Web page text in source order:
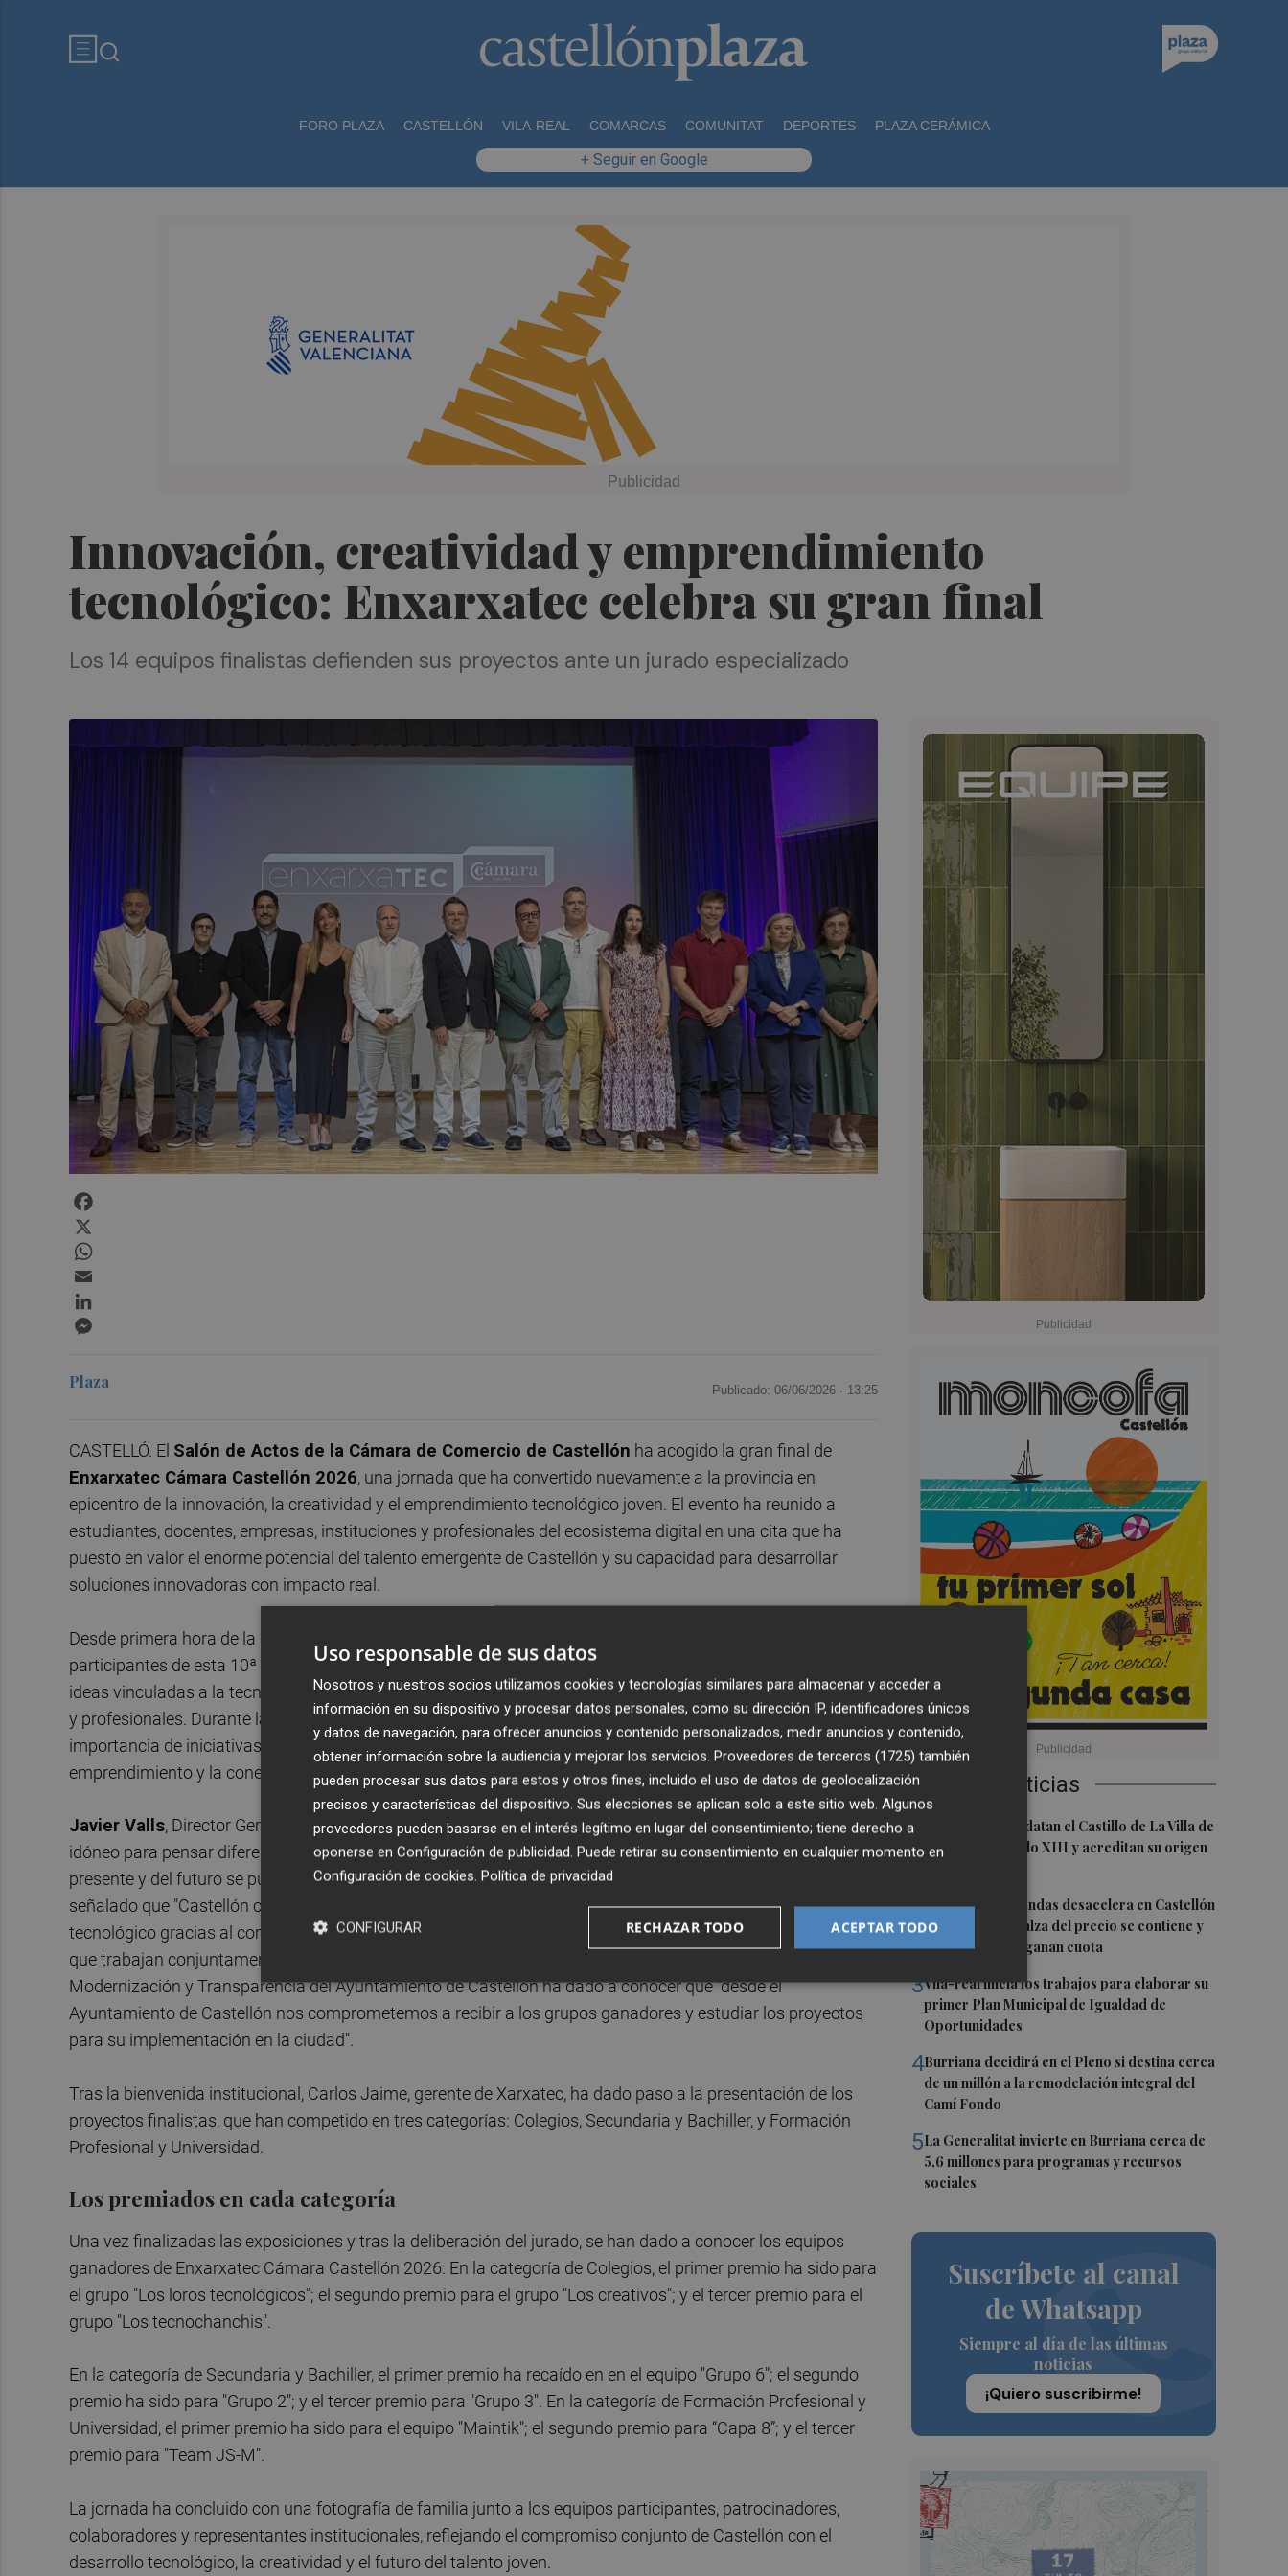
FORO PLAZA CASTELLÓN VILA-REAL COMARCAS COMUNITAT DEPORTES PLAZA CERÁMICA
+ Seguir en Google
Innovación, creatividad y emprendimiento
tecnológico: Enxarxatec celebra su gran final
Los 14 equipos finalistas defienden sus proyectos ante un jurado especializado
Últimas Noticias
1
Investigadores datan el Castillo de La Villa de
El Toro en el siglo XIII y acreditan su origen
2La venta de viviendas desacelera en Castellón
y cae un 15%: el alza del precio se contiene y
los extranjeros ganan cuota
3Vila-real inicia los trabajos para elaborar su
primer Plan Municipal de Igualdad de
Oportunidades
4Burriana decidirá en el Pleno si destina cerca
de un millón a la remodelación integral del
Camí Fondo
5La Generalitat invierte en Burriana cerca de
5,6 millones para programas y recursos
sociales
Suscríbete al canal
de Whatsapp
Siempre al día de las últimas
noticias
¡Quiero suscribirme!
Plaza Publicado: 06/06/2026 · 13:25
CASTELLÓ. El Salón de Actos de la Cámara de Comercio de Castellón ha acogido la gran final de
Enxarxatec Cámara Castellón 2026, una jornada que ha convertido nuevamente a la provincia en
epicentro de la innovación, la creatividad y el emprendimiento tecnológico joven. El evento ha reunido a
estudiantes, docentes, empresas, instituciones y profesionales del ecosistema digital en una cita que ha
puesto en valor el enorme potencial del talento emergente de Castellón y su capacidad para desarrollar
soluciones innovadoras con impacto real.
Desde primera hora de la mañana, los 14 equipos finalistas, seleccionados entre las 32 propuestas
participantes de esta 10ª edición, han defendido sus proyectos ante un jurado especializado, presentando
ideas vinculadas a la tecnología, la digitalización, la sostenibilidad y la mejora de distintos ámbitos sociales
y profesionales. Durante la jornada, representantes institucionales y del sector tecnológico han destacado la
importancia de iniciativas como Enxarxatec Cámara Castellón para seguir impulsando la cultura digital, el
emprendimiento y la conexión entre el ámbito educativo y el tejido empresarial de la provincia.
Javier Valls, Director Gerente de la Cámara de Comercio de Castellón, ha destacado que "este es un evento
idóneo para pensar diferente, para aprender a trabajar en equipo y para demostrar que los grandes retos del
presente y del futuro se pueden resolver con actitud y creatividad".Jose Bort
señalado que "Castellón continúa consolidándose como un territorio de innovación y emprendimiento
tecnológico gracias al compromiso de muchas empresas, centros educativos y administraciones públicas
que trabajan conjuntamente para generar oportunidades". Y, por su parte,
Modernización y Transparencia del Ayuntamiento de Castellón ha dado a conocer que "desde el
Ayuntamiento de Castellón nos comprometemos a recibir a los grupos ganadores y estudiar los proyectos
para su implementación en la ciudad".
Tras la bienvenida institucional, Carlos Jaime, gerente de Xarxatec, ha dado paso a la presentación de los
proyectos finalistas, que han competido en tres categorías: Colegios, Secundaria y Bachiller, y Formación
Profesional y Universidad.
Los premiados en cada categoría
Una vez finalizadas las exposiciones y tras la deliberación del jurado, se han dado a conocer los equipos
ganadores de Enxarxatec Cámara Castellón 2026. En la categoría de Colegios, el primer premio ha sido para
el grupo "Los loros tecnológicos"; el segundo premio para el grupo "Los creativos"; y el tercer premio para el
grupo "Los tecnochanchis".
En la categoría de Secundaria y Bachiller, el primer premio ha recaído en en el equipo "Grupo 6"; el segundo
premio ha sido para "Grupo 2"; y el tercer premio para "Grupo 3". En la categoría de Formación Profesional y
Universidad, el primer premio ha sido para el equipo "Maintik"; el segundo premio para “Capa 8”; y el tercer
premio para "Team JS-M".
La jornada ha concluido con una fotografía de familia junto a los equipos participantes, patrocinadores,
colaboradores y representantes institucionales, reflejando el compromiso conjunto de Castellón con el
desarrollo tecnológico, la creatividad y el futuro del talento joven.
Uso responsable de sus datos
Nosotros y nuestros socios utilizamos cookies y tecnologías similares para almacenar y acceder a
información en su dispositivo y procesar datos personales, como su dirección IP, identificadores únicos
y datos de navegación, para ofrecer anuncios y contenido personalizados, medir anuncios y contenido,
obtener información sobre la audiencia y mejorar los servicios. Proveedores de terceros (1725) también
pueden procesar sus datos para estos y otros fines, incluido el uso de datos de geolocalización
precisos y características del dispositivo. Sus elecciones se aplican solo a este sitio web. Algunos
proveedores pueden basarse en el interés legítimo en lugar del consentimiento; tiene derecho a
oponerse en Configuración de publicidad. Puede retirar su consentimiento en cualquier momento en
Configuración de cookies. Política de privacidad
ACEPTAR TODO
RECHAZAR TODO
CONFIGURAR